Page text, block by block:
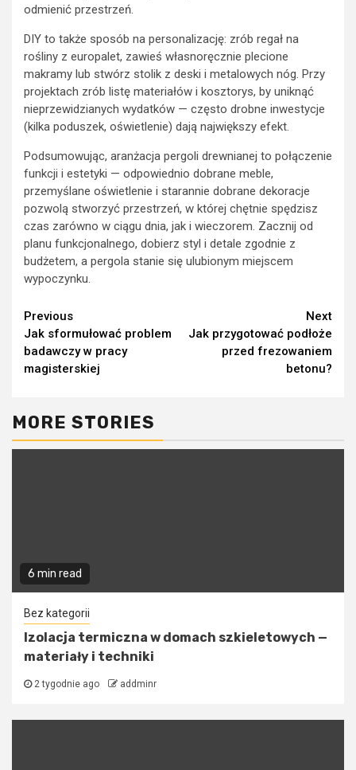
odmienić przestrzeń.
DIY to także sposób na personalizację: zrób regał na
rośliny z europalet, zawieś własnoręcznie plecione
makramy lub stwórz stolik z deski i metalowych nóg. Przy
projektach zrób listę materiałów i kosztorys, by uniknąć
nieprzewidzianych wydatków — często drobne inwestycje
(kilka poduszek, oświetlenie) dają największy efekt.
Podsumowując, aranżacja pergoli drewnianej to połączenie
funkcji i estetyki — odpowiednio dobrane meble,
przemyślane oświetlenie i starannie dobrane dekoracje
pozwolą stworzyć przestrzeń, w której chętnie spędzisz
czas zarówno w ciągu dnia, jak i wieczorem. Zacznij od
planu funkcjonalnego, dobierz styl i detale zgodnie z
budżetem, a pergola stanie się ulubionym miejscem
wypoczynku.
Continue
Reading
Previous
Jak sformułować problem
badawczy w pracy
magisterskiej
Next
Jak przygotować podłoże
przed frezowaniem
betonu?
MORE STORIES
6 min read
Bez kategorii
Izolacja termiczna w domach szkieletowych —
materiały i techniki
2 tygodnie ago addminr